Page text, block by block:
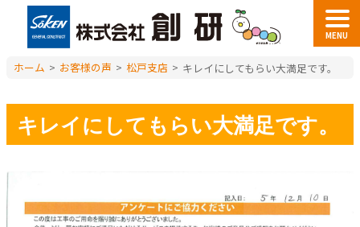
MENU
ホーム > お客様の声 > 松戸支店 > キレイにしてもらい大満足です。
キレイにしてもらい大満足です。